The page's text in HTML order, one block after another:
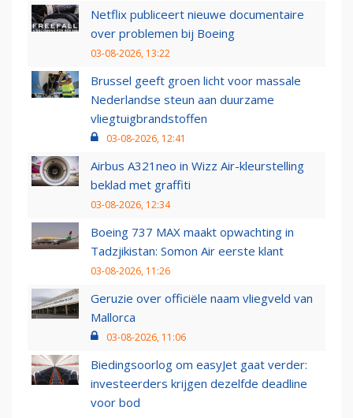
Netflix publiceert nieuwe documentaire
over problemen bij Boeing
03-08-2026, 13:22
Brussel geeft groen licht voor massale
Nederlandse steun aan duurzame
vliegtuigbrandstoffen
03-08-2026, 12:41
Airbus A321neo in Wizz Air-kleurstelling
beklad met graffiti
03-08-2026, 12:34
Boeing 737 MAX maakt opwachting in
Tadzjikistan: Somon Air eerste klant
03-08-2026, 11:26
Geruzie over officiële naam vliegveld van
Mallorca
03-08-2026, 11:06
Biedingsoorlog om easyJet gaat verder:
investeerders krijgen dezelfde deadline
voor bod